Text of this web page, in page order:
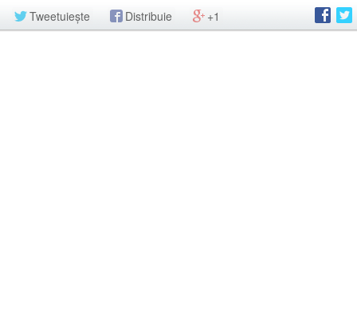
Tweetuiește Distribuie +1